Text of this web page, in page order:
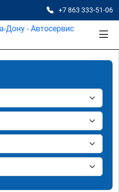
+7 863 333-51-06